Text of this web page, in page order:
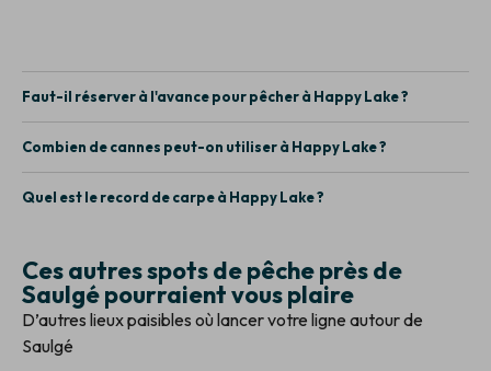
Faut-il réserver à l'avance pour pêcher à Happy Lake ?
Combien de cannes peut-on utiliser à Happy Lake ?
Quel est le record de carpe à Happy Lake ?
Ces autres spots de pêche près de
Saulgé pourraient vous plaire
D’autres lieux paisibles où lancer votre ligne autour de
Saulgé